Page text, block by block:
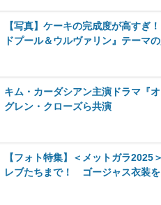
【写真】ケーキの完成度が高す
ドプール＆ウルヴァリン』テーマ
キム・カーダシアン主演ドラマ『
グレン・クローズら共演
【フォト特集】＜メットガラ
レブたちまで！ ゴージャス衣装